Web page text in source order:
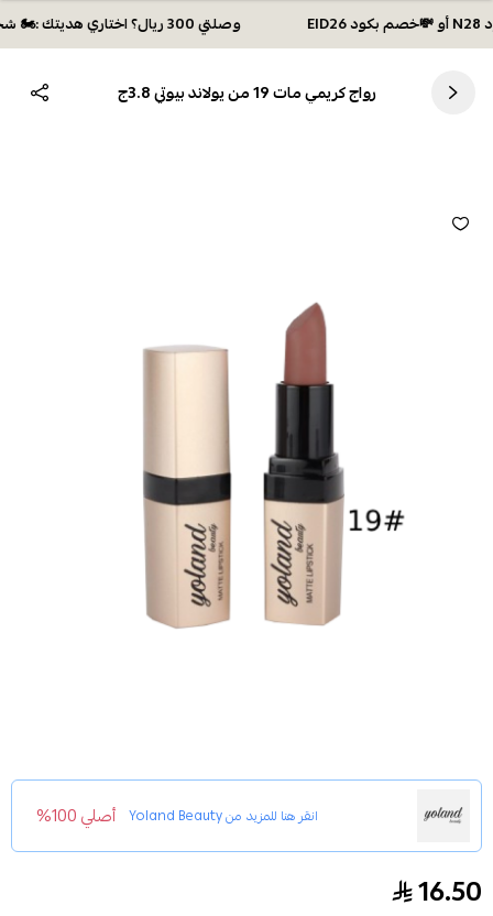
وصلتي 300 ريال؟ اختاري هديتك :🏍 شحن مجاني بكود N28 أو 💸خصم بكود EID26
رواج كريمي مات 19 من يولاند بيوتي 3.8ج
انقر هنا للمزيد منYoland Beauty أصلي 100%
رواج كريمي مات 19 من يولاند بيوتي 3.8ج
16.50